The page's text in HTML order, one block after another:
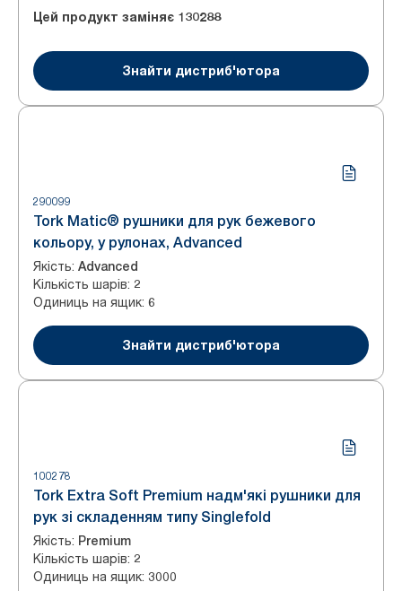
Цей продукт заміняє 130288
Знайти дистриб'ютора
290099
Tork Matic® рушники для рук бежевого
кольору, у рулонах, Advanced
Якість: Advanced
Кількість шарів: 2
Одиниць на ящик: 6
Знайти дистриб'ютора
100278
Tork Extra Soft Premium надм'які рушники для
рук зі складенням типу Singlefold
Якість: Premium
Кількість шарів: 2
Одиниць на ящик: 3000